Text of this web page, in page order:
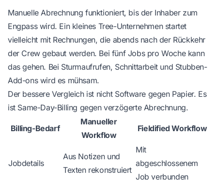
Manuelle Abrechnung funktioniert, bis der Inhaber zum
Engpass wird. Ein kleines Tree-Unternehmen startet
vielleicht mit Rechnungen, die abends nach der Rückkehr
der Crew gebaut werden. Bei fünf Jobs pro Woche kann
das gehen. Bei Sturmaufrufen, Schnittarbeit und Stubben-
Add-ons wird es mühsam.
Der bessere Vergleich ist nicht Software gegen Papier. Es
ist Same-Day-Billing gegen verzögerte Abrechnung.
Billing-Bedarf
Manueller
Workflow
Fieldified Workflow
Jobdetails
Aus Notizen und
Texten rekonstruiert
Mit
abgeschlossenem
Job verbunden